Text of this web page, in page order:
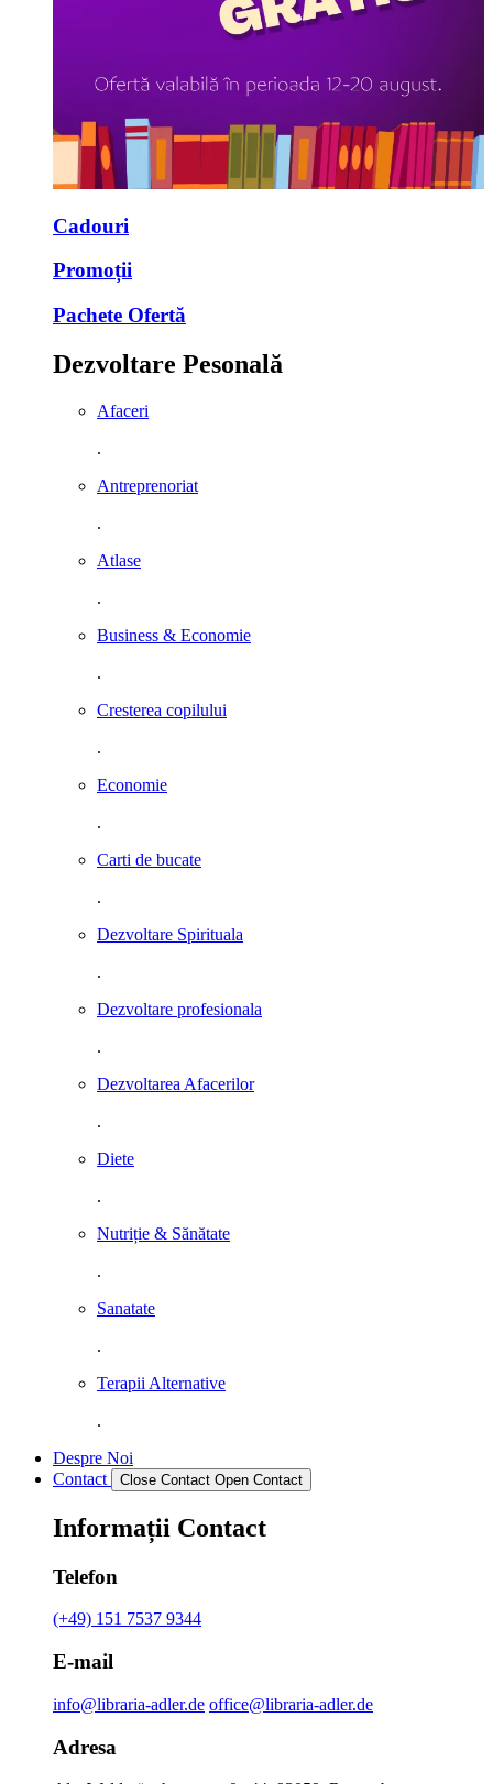
Cadouri
Promoții
Pachete Ofertă
Dezvoltare Pesonală
Afaceri
.
Antreprenoriat
.
Atlase
.
Business & Economie
.
Cresterea copilului
.
Economie
.
Carti de bucate
.
Dezvoltare Spirituala
.
Dezvoltare profesionala
.
Dezvoltarea Afacerilor
.
Diete
.
Nutriție & Sănătate
.
Sanatate
.
Terapii Alternative
.
Despre Noi
Contact
Close Contact Open Contact
Informații Contact
Telefon
(+49) 151 7537 9344
E-mail
info@libraria-adler.de office@libraria-adler.de
Adresa